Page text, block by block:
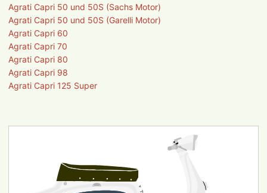
Navigation
überspringen
Agrati Capri 50 und 50S (Sachs Motor)
Agrati Capri 50 und 50S (Garelli Motor)
Agrati Capri 60
Agrati Capri 70
Agrati Capri 80
Agrati Capri 98
Agrati Capri 125 Super